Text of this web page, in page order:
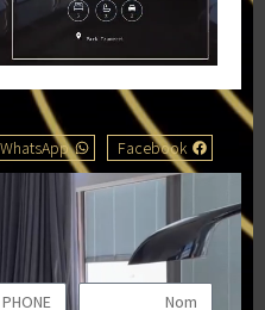
Facebook
WhatsApp